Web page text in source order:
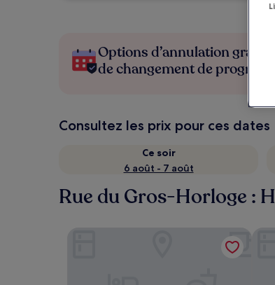
Options d’annulation
de changement de
Consultez les prix pour ces dates
Ce soir
6 août - 7 août
Rue du Gros-Horloge :
Mercure Rouen Centre Cathedrale